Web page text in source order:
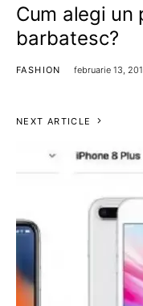
Cum alegi un
barbatesc?
FASHION februarie 13,
NEXT ARTICLE